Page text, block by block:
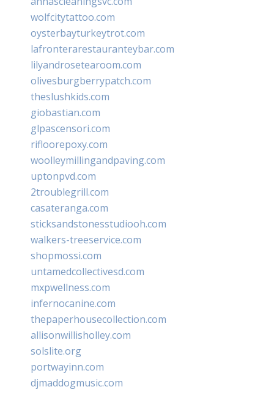
wolfcitytattoo.com
oysterbayturkeytrot.com
lafronterarestauranteybar.com
lilyandrosetearoom.com
olivesburgberrypatch.com
theslushkids.com
giobastian.com
glpascensori.com
rifloorepoxy.com
woolleymillingandpaving.com
uptonpvd.com
2troublegrill.com
casateranga.com
sticksandstonesstudiooh.com
walkers-treeservice.com
shopmossi.com
untamedcollectivesd.com
mxpwellness.com
infernocanine.com
thepaperhousecollection.com
allisonwillisholley.com
solslite.org
portwayinn.com
djmaddogmusic.com